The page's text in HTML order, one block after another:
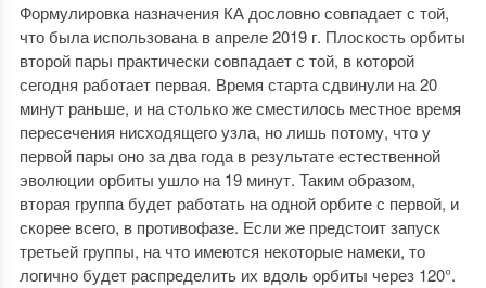
Формулировка назначения КА дословно совпадает с той,
что была использована в апреле 2019 г. Плоскость орбиты
второй пары практически совпадает с той, в которой
сегодня работает первая. Время старта сдвинули на 20
минут раньше, и на столько же сместилось местное время
пересечения нисходящего узла, но лишь потому, что у
первой пары оно за два года в результате естественной
эволюции орбиты ушло на 19 минут. Таким образом,
вторая группа будет работать на одной орбите с первой, и
скорее всего, в противофазе. Если же предстоит запуск
третьей группы, на что имеются некоторые намеки, то
логично будет распределить их вдоль орбиты через 120°.